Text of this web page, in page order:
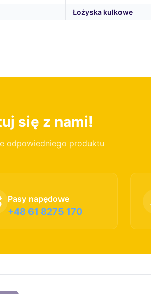
Łożyska kulkowe
się z nami!
odpowiedniego produktu
Pasy napędowe
+48 61 8275 170